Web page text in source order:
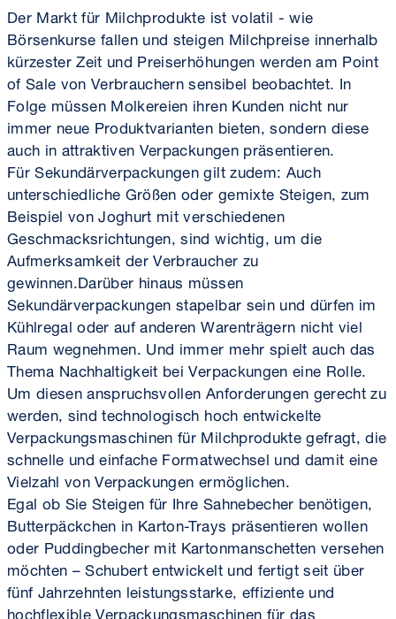
Der Markt für Milchprodukte ist volatil - wie
Börsenkurse fallen und steigen Milchpreise innerhalb
kürzester Zeit und Preiserhöhungen werden am Point
of Sale von Verbrauchern sensibel beobachtet. In
Folge müssen Molkereien ihren Kunden nicht nur
immer neue Produktvarianten bieten, sondern diese
auch in attraktiven Verpackungen präsentieren.
Für Sekundärverpackungen gilt zudem: Auch
unterschiedliche Größen oder gemixte Steigen, zum
Beispiel von Joghurt mit verschiedenen
Geschmacksrichtungen, sind wichtig, um die
Aufmerksamkeit der Verbraucher zu
gewinnen.Darüber hinaus müssen
Sekundärverpackungen stapelbar sein und dürfen im
Kühlregal oder auf anderen Warenträgern nicht viel
Raum wegnehmen. Und immer mehr spielt auch das
Thema Nachhaltigkeit bei Verpackungen eine Rolle.
Um diesen anspruchsvollen Anforderungen gerecht zu
werden, sind technologisch hoch entwickelte
Verpackungsmaschinen für Milchprodukte gefragt, die
schnelle und einfache Formatwechsel und damit eine
Vielzahl von Verpackungen ermöglichen.
Egal ob Sie Steigen für Ihre Sahnebecher benötigen,
Butterpäckchen in Karton-Trays präsentieren wollen
oder Puddingbecher mit Kartonmanschetten versehen
möchten – Schubert entwickelt und fertigt seit über
fünf Jahrzehnten leistungsstarke, effiziente und
hochflexible Verpackungsmaschinen für das